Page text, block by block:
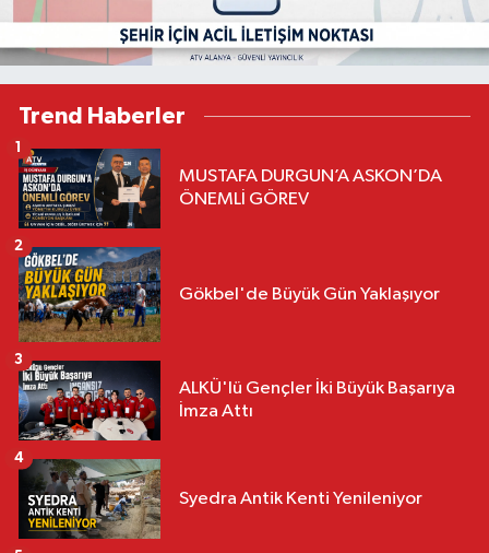
Trend Haberler
MUSTAFA DURGUN’A ASKON’DA
ÖNEMLİ GÖREV
1
Gökbel'de Büyük Gün Yaklaşıyor
2
ALKÜ'lü Gençler İki Büyük Başarıya
İmza Attı
3
Syedra Antik Kenti Yenileniyor
4